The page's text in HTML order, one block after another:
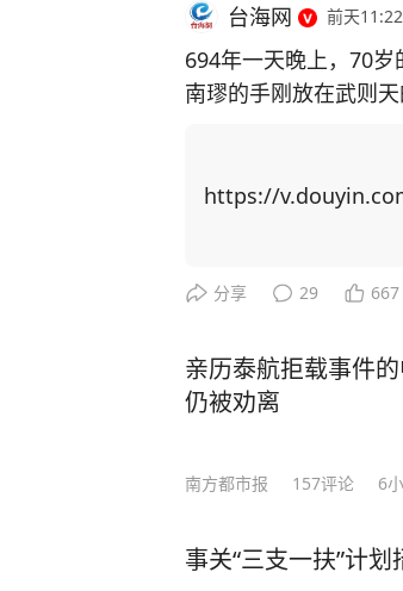
台海网 前天11:22
694年一天晚上，70
南璆的手刚放在武则
《历史不忍细看》一
中疼痛难耐，急招御
道：“陛下请慢用。”
中一紧。 他四十出头的年纪，面白无须，五官端正，气质温润儒雅，一身青色官袍浆
洗得干干净净，透着
果，于是赶忙推辞。“你
直冲丹田，面红耳赤
https://
分享 29 667
亲历泰航拒载事件
仍被劝离
南方都市报 157评论 6
事关“三支一扶”计